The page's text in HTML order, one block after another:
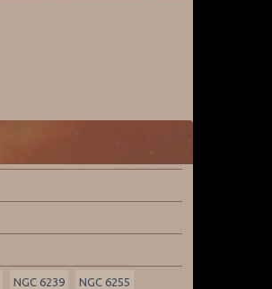
NGC 6239 NGC 6255